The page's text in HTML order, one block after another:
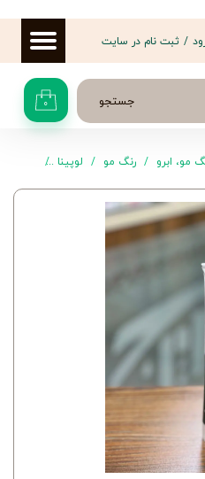
جستجو ۰
/ ثبت نام در سایت
مو، ابرو رنگ مو لوپینا